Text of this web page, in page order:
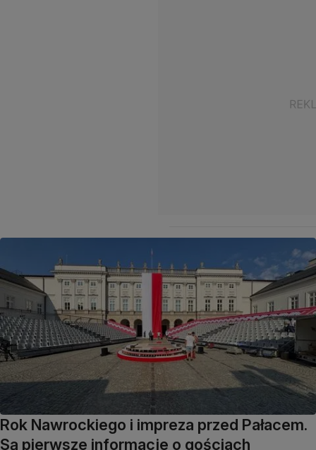
Rok Nawrockiego i impreza przed Pałacem.
Są pierwsze informacje o gościach